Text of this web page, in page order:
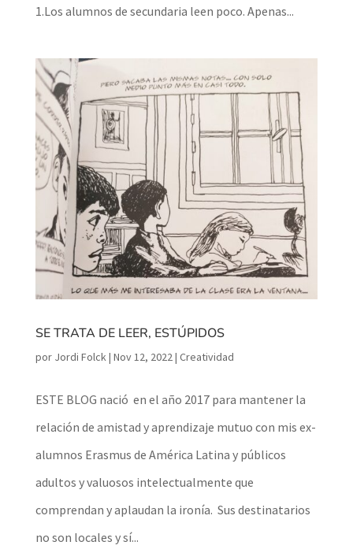
1.Los alumnos de secundaria leen poco. Apenas...
SE TRATA DE LEER, ESTÚPIDOS
por Jordi Folck| Nov 12, 2022| Creatividad
ESTE BLOG nació en el año 2017 para mantener la
relación de amistad y aprendizaje mutuo con mis ex-
alumnos Erasmus de América Latina y públicos
adultos y valuosos intelectualmente que
comprendan y aplaudan la ironía. Sus destinatarios
no son locales y sí...